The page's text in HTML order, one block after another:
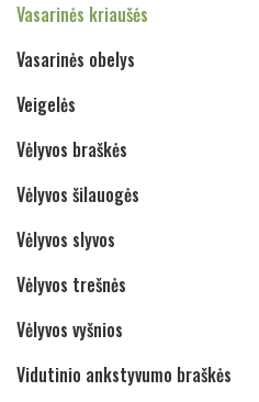
Vasarinės kriaušės
Vasarinės obelys
Veigelės
Vėlyvos braškės
Vėlyvos šilauogės
Vėlyvos slyvos
Vėlyvos trešnės
Vėlyvos vyšnios
Vidutinio ankstyvumo braškės